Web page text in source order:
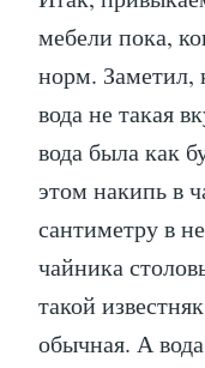
мебели пока,
норм. Заметил,
вода не такая
вода была как
этом накипь в
сантиметру в
чайника
такой
обычная. А